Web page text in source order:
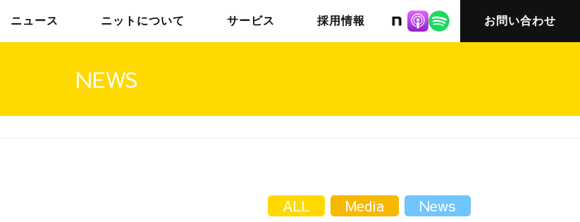
株式会社ニット
ニュース ニットについて サービス 採用情報 お問い合わせ
NEWS
ALL Media
News